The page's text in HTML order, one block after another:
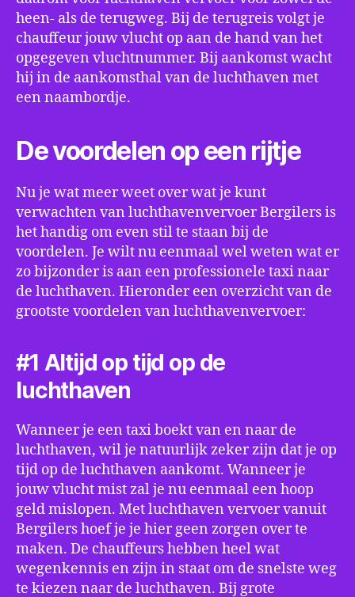
heen- als de terugweg. Bij de terugreis volgt je
chauffeur jouw vlucht op aan de hand van het
opgegeven vluchtnummer. Bij aankomst wacht
hij in de aankomsthal van de luchthaven met
een naambordje.
De voordelen op een rijtje
Nu je wat meer weet over wat je kunt
verwachten van luchthavenvervoer Bergilers is
het handig om even stil te staan bij de
voordelen. Je wilt nu eenmaal wel weten wat er
zo bijzonder is aan een professionele taxi naar
de luchthaven. Hieronder een overzicht van de
grootste voordelen van luchthavenvervoer:
#1 Altijd op tijd op de
luchthaven
Wanneer je een taxi boekt van en naar de
luchthaven, wil je natuurlijk zeker zijn dat je op
tijd op de luchthaven aankomt. Wanneer je
jouw vlucht mist zal je nu eenmaal een hoop
geld mislopen. Met luchthaven vervoer vanuit
Bergilers hoef je je hier geen zorgen over te
maken. De chauffeurs hebben heel wat
wegenkennis en zijn in staat om de snelste weg
te kiezen naar de luchthaven. Bij grote